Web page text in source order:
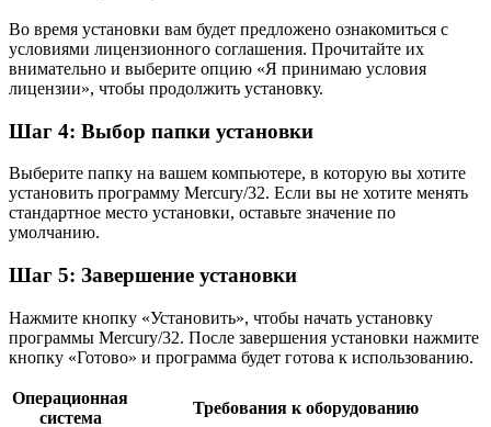
Во время установки вам будет предложено ознакомиться с
условиями лицензионного соглашения. Прочитайте их
внимательно и выберите опцию «Я принимаю условия
лицензии», чтобы продолжить установку.
Шаг 4: Выбор папки установки
Выберите папку на вашем компьютере, в которую вы хотите
установить программу Mercury/32. Если вы не хотите менять
стандартное место установки, оставьте значение по
умолчанию.
Шаг 5: Завершение установки
Нажмите кнопку «Установить», чтобы начать установку
программы Mercury/32. После завершения установки нажмите
кнопку «Готово» и программа будет готова к использованию.
Операционная
система
Требования к оборудованию